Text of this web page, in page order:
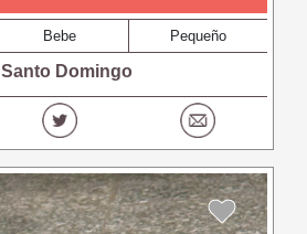
Bebe Pequeño
Santo Domingo